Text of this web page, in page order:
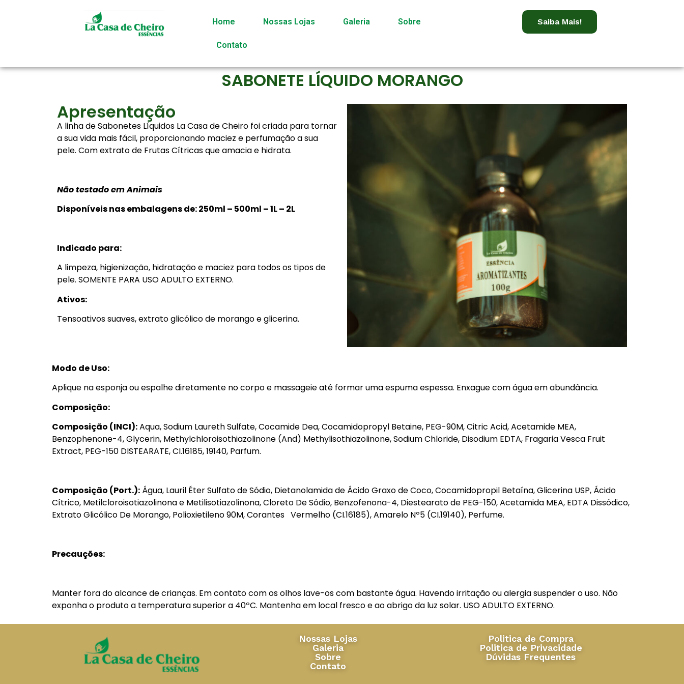
Home Nossas Lojas Galeria Sobre
Contato
Saiba Mais!
SABONETE LÍQUIDO MORANGO
Apresentação
A linha de Sabonetes Líquidos La Casa de Cheiro foi criada para tornar
a sua vida mais fácil, proporcionando maciez e perfumação a sua
pele. Com extrato de Frutas Cítricas que amacia e hidrata.
Não testado em Animais
Disponíveis nas embalagens de: 250ml – 500ml – 1L – 2L
Indicado para:
A limpeza, higienização, hidratação e maciez para todos os tipos de
pele. SOMENTE PARA USO ADULTO EXTERNO.
Ativos:
Tensoativos suaves, extrato glicólico de morango e glicerina.
Modo de Uso:
Aplique na esponja ou espalhe diretamente no corpo e massageie até formar uma espuma espessa. Enxague com água em abundância.
Composição:
Composição (INCI):Aqua, Sodium Laureth Sulfate, Cocamide Dea, Cocamidopropyl Betaine, PEG-90M, Citric Acid, Acetamide MEA,
Benzophenone-4, Glycerin, Methylchloroisothiazolinone (And) Methylisothiazolinone, Sodium Chloride, Disodium EDTA, Fragaria Vesca Fruit
Extract, PEG-150 DISTEARATE, CI.16185, 19140, Parfum.
Composição (Port.): Água, Lauril Éter Sulfato de Sódio, Dietanolamida de Ácido Graxo de Coco, Cocamidopropil Betaína, Glicerina USP, Ácido
Cítrico, Metilcloroisotiazolinona e Metilisotiazolinona, Cloreto De Sódio, Benzofenona-4, Diestearato de PEG-150, Acetamida MEA, EDTA Dissódico,
Extrato Glicólico De Morango, Polioxietileno 90M, Corantes Vermelho (CI.16185), Amarelo Nº5 (CI.19140), Perfume.
Precauções:
Manter fora do alcance de crianças. Em contato com os olhos lave-os com bastante água. Havendo irritação ou alergia suspender o uso. Não
exponha o produto a temperatura superior a 40ºC. Mantenha em local fresco e ao abrigo da luz solar. USO ADULTO EXTERNO.
Nossas Lojas
Galeria
Sobre
Contato
Politica de Compra
Politica de Privacidade
Dúvidas Frequentes